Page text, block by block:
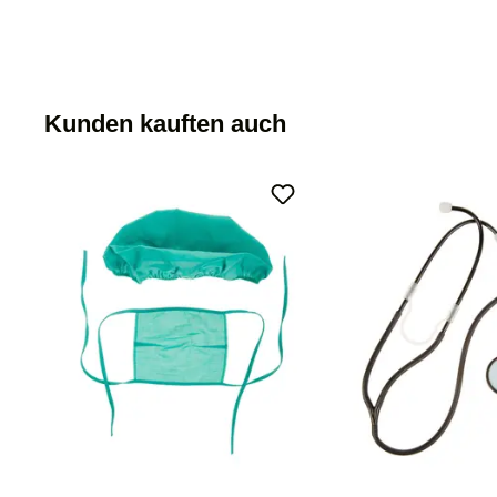
Kunden kauften auch